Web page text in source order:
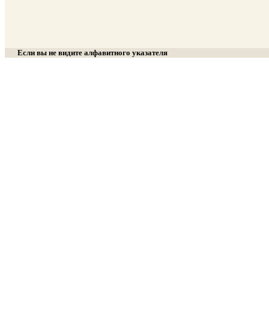
Если вы не видите алфавитного указателя